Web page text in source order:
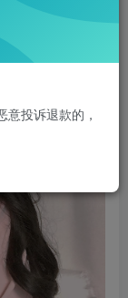
投诉退款的，